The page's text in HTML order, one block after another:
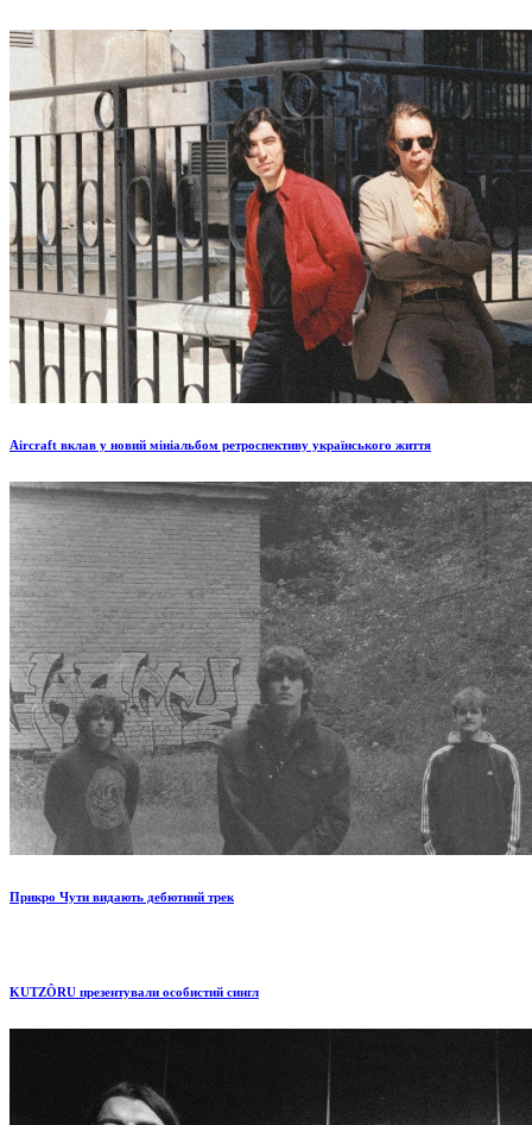
Aircraft вклав у новий мініальбом ретроспективу українського життя
Прикро Чути видають дебютний трек
KUTZÔRU презентували особистий сингл